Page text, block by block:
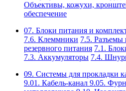
Объективы, кожухи,
обеспечение
07. Блоки питания и
7.6. Клеммники 7.5. Разъемы
резервного питания 7.1.
7.3. Аккумуляторы 7.4.
09. Системы для прокладки
9.01. Кабель-канал 9.05.